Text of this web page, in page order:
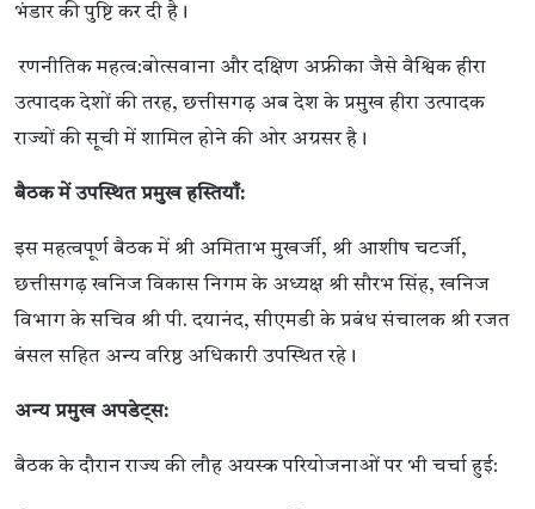
भंडार की पुष्टि कर दी है।
रणनीतिक महत्व:बोत्सवाना और दक्षिण अफ्रीका जैसे वैश्विक हीरा
उत्पादक देशों की तरह, छत्तीसगढ़ अब देश के प्रमुख हीरा उत्पादक
राज्यों की सूची में शामिल होने की ओर अग्रसर है।
बैठक में उपस्थित प्रमुख हस्तियाँ:
इस महत्वपूर्ण बैठक में श्री अमिताभ मुखर्जी, श्री आशीष चटर्जी,
छत्तीसगढ़ खनिज विकास निगम के अध्यक्ष श्री सौरभ सिंह, खनिज
विभाग के सचिव श्री पी. दयानंद, सीएमडी के प्रबंध संचालक श्री रजत
बंसल सहित अन्य वरिष्ठ अधिकारी उपस्थित रहे।
अन्य प्रमुख अपडेट्स:
बैठक के दौरान राज्य की लौह अयस्क परियोजनाओं पर भी चर्चा हुई: